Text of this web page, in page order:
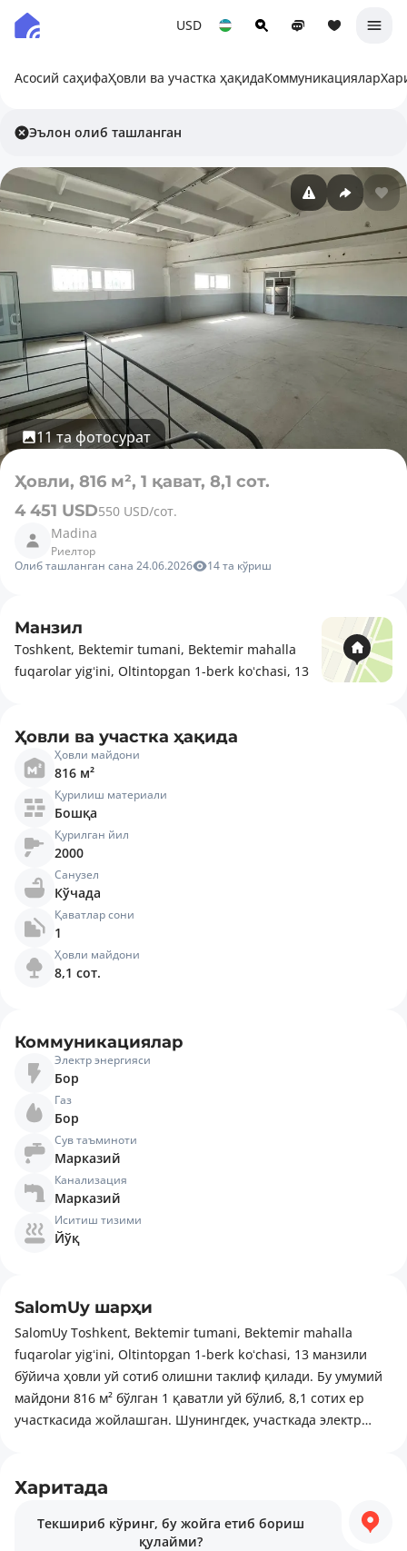
USD
Асосий саҳифаҲовли ва участка ҳақидаКоммуникациялар
Эълон олиб ташланган
11 та фотосурат
Ҳовли, 816 м², 1 қават, 8,1 сот.
4 451 USD550 USD/сот.
Madina
Риелтор
Олиб ташланган сана 24.06.2026
14 та кўриш
Манзил
Toshkent, Bektemir tumani, Bektemir mahalla
fuqarolar yigʻini, Oltintopgan 1-berk koʻchasi, 13
Ҳовли ва участка ҳақида
Ҳовли майдони
816 м²
Қурилиш материали
Бошқа
Қурилган йил
2000
Санузел
Кўчада
Қаватлар сони
1
Ҳовли майдони
8,1 сот.
Коммуникациялар
Электр энергияси
Бор
Газ
Бор
Сув таъминоти
Марказий
Канализация
Марказий
Иситиш тизими
Йўқ
SalomUy шарҳи
SalomUy Toshkent, Bektemir tumani, Bektemir mahalla
fuqarolar yigʻini, Oltintopgan 1-berk koʻchasi, 13 манзили
бўйича ҳовли уй сотиб олишни таклиф қилади. Бу умумий
майдони 816 м² бўлган 1 қаватли уй бўлиб, 8,1 сотих ер
участкасида жойлашган. Шунингдек, участкада электр
савдо марказлари, диний объектлар, шунингдек боғчалар.
Харитада
Текшириб кўринг, бу жойга етиб бориш
қулайми?